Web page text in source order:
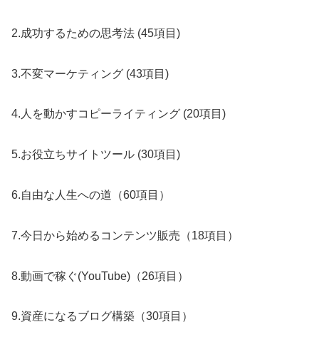
2.成功するための思考法 (45項目)
3.不変マーケティング (43項目)
4.人を動かすコピーライティング (20項目)
5.お役立ちサイトツール (30項目)
6.自由な人生への道（60項目）
7.今日から始めるコンテンツ販売（18項目）
8.動画で稼ぐ(YouTube)（26項目）
9.資産になるブログ構築（30項目）